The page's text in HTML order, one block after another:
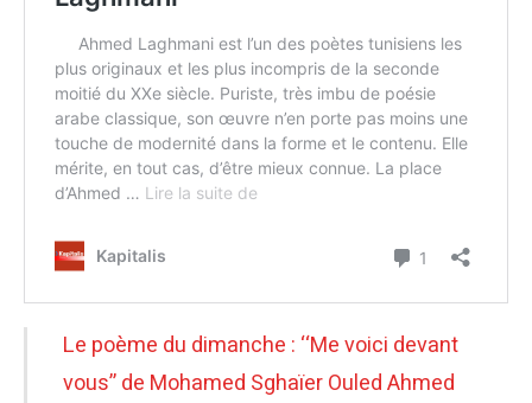
Le poème du dimanche : ‘‘Me voici devant
vous’’ de Mohamed Sghaïer Ouled Ahmed